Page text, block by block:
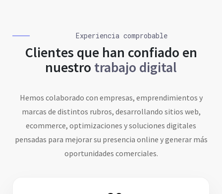
Experiencia comprobable
Clientes que han confiado en
nuestro trabajo digital
Hemos colaborado con empresas, emprendimientos y
marcas de distintos rubros, desarrollando sitios web,
ecommerce, optimizaciones y soluciones digitales
pensadas para mejorar su presencia online y generar más
oportunidades comerciales.